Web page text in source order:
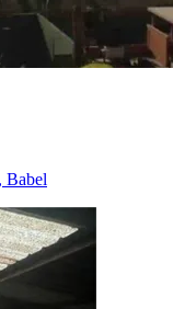
Babel